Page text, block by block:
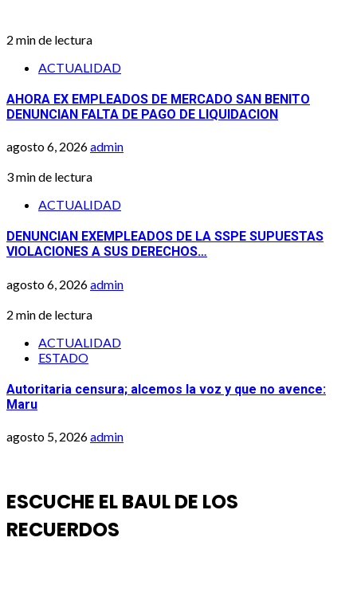
2 min de lectura
ACTUALIDAD
AHORA EX EMPLEADOS DE MERCADO SAN BENITO
DENUNCIAN FALTA DE PAGO DE LIQUIDACION
agosto 6, 2026admin
3 min de lectura
ACTUALIDAD
DENUNCIAN EXEMPLEADOS DE LA SSPE SUPUESTAS
VIOLACIONES A SUS DERECHOS…
agosto 6, 2026admin
2 min de lectura
ACTUALIDAD
ESTADO
Autoritaria censura; alcemos la voz y que no avence:
Maru
agosto 5, 2026admin
ESCUCHE EL BAUL DE LOS
RECUERDOS